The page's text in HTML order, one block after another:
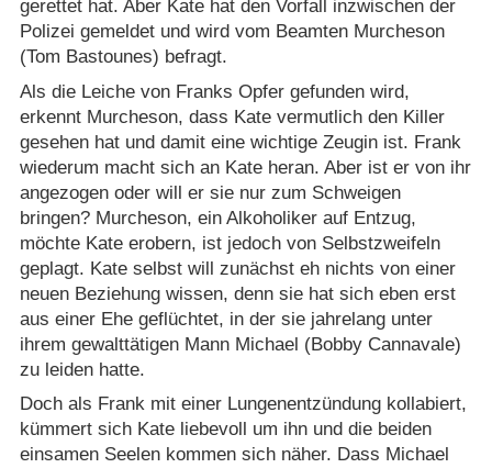
gerettet hat. Aber Kate hat den Vorfall inzwischen der
Polizei gemeldet und wird vom Beamten Murcheson
(Tom Bastounes) befragt.
Als die Leiche von Franks Opfer gefunden wird,
erkennt Murcheson, dass Kate vermutlich den Killer
gesehen hat und damit eine wichtige Zeugin ist. Frank
wiederum macht sich an Kate heran. Aber ist er von ihr
angezogen oder will er sie nur zum Schweigen
bringen? Murcheson, ein Alkoholiker auf Entzug,
möchte Kate erobern, ist jedoch von Selbstzweifeln
geplagt. Kate selbst will zunächst eh nichts von einer
neuen Beziehung wissen, denn sie hat sich eben erst
aus einer Ehe geflüchtet, in der sie jahrelang unter
ihrem gewalttätigen Mann Michael (Bobby Cannavale)
zu leiden hatte.
Doch als Frank mit einer Lungenentzündung kollabiert,
kümmert sich Kate liebevoll um ihn und die beiden
einsamen Seelen kommen sich näher. Dass Michael